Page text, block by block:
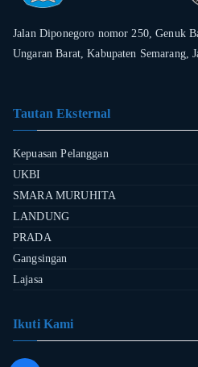
Jalan Diponegoro nomor 250, Genuk
Ungaran Barat, Kabupaten Semarang,
Tautan Eksternal
Kepuasan Pelanggan
UKBI
SMARA MURUHITA
LANDUNG
PRADA
Gangsingan
Lajasa
Ikuti Kami